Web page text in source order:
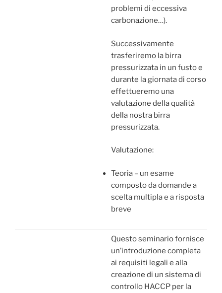
problemi di eccessiva
carbonazione…).
Successivamente
trasferiremo la birra
pressurizzata in un fusto e
durante la giornata di corso
effettueremo una
valutazione della qualità
della nostra birra
pressurizzata.
Valutazione:
Teoria – un esame
composto da domande a
scelta multipla e a risposta
breve
Questo seminario fornisce
un’introduzione completa
ai requisiti legali e alla
creazione di un sistema di
controllo HACCP per la